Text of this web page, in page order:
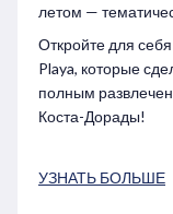
летом —
Откройте для
Playa, которые
полным
Коста-Дорады!
УЗНАТЬ БОЛЬШЕ